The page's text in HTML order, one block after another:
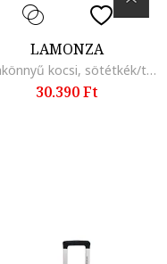
LAMONZA
Ultrakönnyű kocsi, sötétkék/türkiz, Sötétkék/Türkiz, 55 cm
30.390 Ft